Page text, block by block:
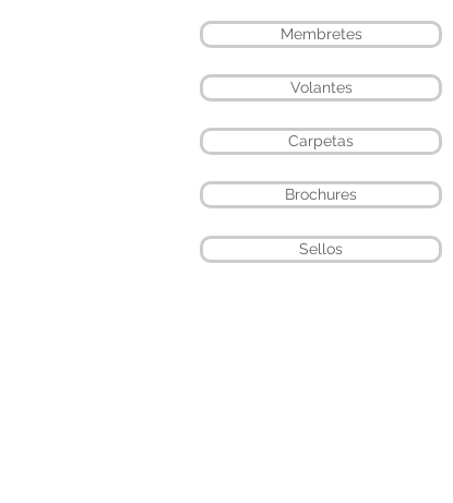
Membretes
Volantes
Carpetas
Brochures
Sellos